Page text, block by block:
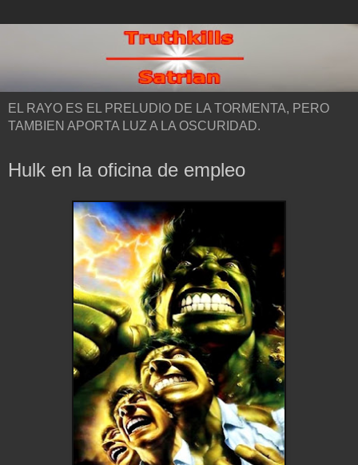
EL RAYO ES EL PRELUDIO DE LA TORMENTA, PERO
TAMBIEN APORTA LUZ A LA OSCURIDAD.
Hulk en la oficina de empleo